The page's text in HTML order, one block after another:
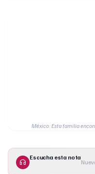
México: Esta familia
Escucha esta nota